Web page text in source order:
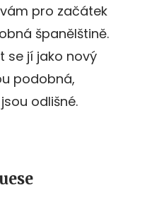
pro začátek
španělštině.
se jí jako nový
podobná,
odlišné.